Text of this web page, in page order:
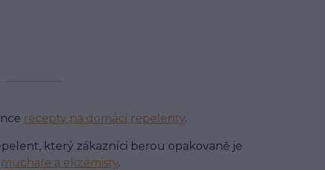
recepty na domácí repelenty.
který zákazníci berou opakovaně je
muchaře a ekzémisty.